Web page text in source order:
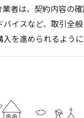
業者は、契約内容の
バイスなど、取引全
を進められるように